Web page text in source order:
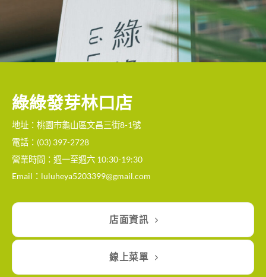
綠綠發芽林口店
地址：桃園市龜山區文昌三街8-1號
電話：(03) 397-2728
營業時間：週一至週六 10:30-19:30
Email： luluheya5203399@gmail.com
店面資訊
線上菜單